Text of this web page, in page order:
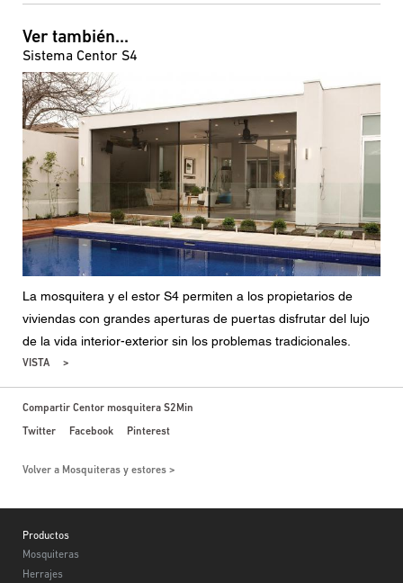
Ver también...
Sistema Centor S4
La mosquitera y el estor S4 permiten a los propietarios de
viviendas con grandes aperturas de puertas disfrutar del lujo
de la vida interior-exterior sin los problemas tradicionales.
VISTA
Compartir Centor mosquitera S2Min
Twitter
Facebook Pinterest
Volver a Mosquiteras y estores
Productos
Mosquiteras
Herrajes